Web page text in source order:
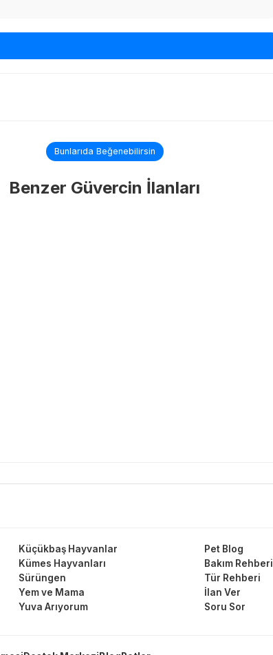
Bunlarıda Beğenebilirsin
Benzer Güvercin İlanları
Küçükbaş Hayvanlar
Kümes Hayvanları
Sürüngen
Yem ve Mama
Yuva Arıyorum
Pet Blog
Bakım Rehberi
Tür Rehberi
İlan Ver
Soru Sor